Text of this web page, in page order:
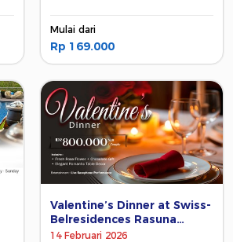
Mulai dari
Rp 169.000
Valentine’s Dinner at Swiss-
Belresidences Rasuna
Epicentrum
14 Februari 2026